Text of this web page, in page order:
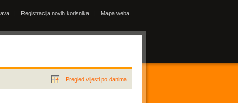
| Registracija novih korisnika | Mapa weba
Pregled vijesti po danima